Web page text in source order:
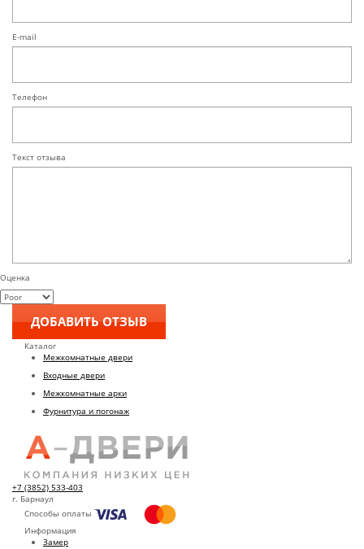
E-mail
Телефон
Текст отзыва
Оценка
Каталог
Межкомнатные двери
Входные двери
Межкомнатные арки
Фурнитура и погонаж
+7 (3852) 533-403
г. Барнаул
Способы оплаты
Информация
Замер